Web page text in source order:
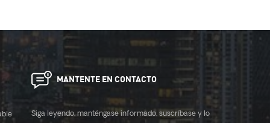
MANTENTE EN CONTACTO
Siga leyendo, manténgase informado, suscríbase y lo